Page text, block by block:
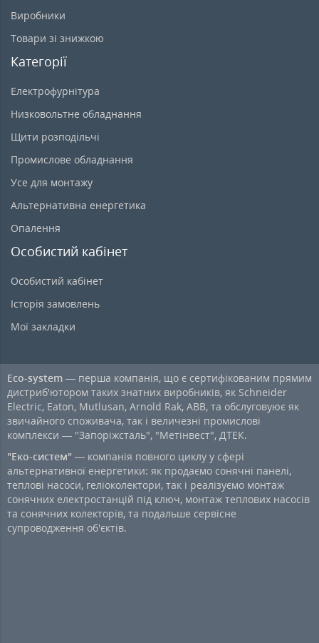
Виробники
Товари зі знижкою
Категорії
Електрофурнітура
Низковольтне обладнання
Щити розподільчі
Промислове обладнання
Усе для монтажу
Альтернативна енергетика
Опалення
Особистий кабінет
Особистий кабінет
Історія замовлень
Мої закладки
Eco-system — перша компанія, що є сертифікованим прямим
дистриб'ютором таких знатних виробників, як Schneider
Electric, Eaton, Mutlusan, Arnold Rak, ABB, та обслуговуює як
звичайного споживача, так і величезні промислові
комплекси — "Запоріжсталь", "Метінвест", ДТЕК.
"Еко-систем" — компанія повного циклу у сфері
альтернативної енергетики: як продаємо сонячні панелі,
теплові насоси, геліоколектори, так і реалізуємо монтаж
сонячних електростанцій під ключ, монтаж теплових насосів
та сонячних колекторів, та подальше сервісне
супроводження об'єктів.